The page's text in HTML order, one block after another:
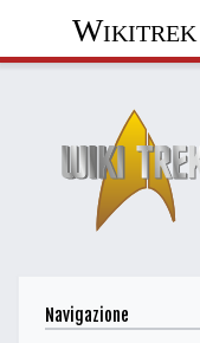
Wikitrek
Navigazione